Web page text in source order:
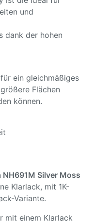
und
dank der hohen
ein gleichmäßiges
Flächen
können.
NH691M Silver Moss
Klarlack, mit 1K-
Variante.
mit einem Klarlack